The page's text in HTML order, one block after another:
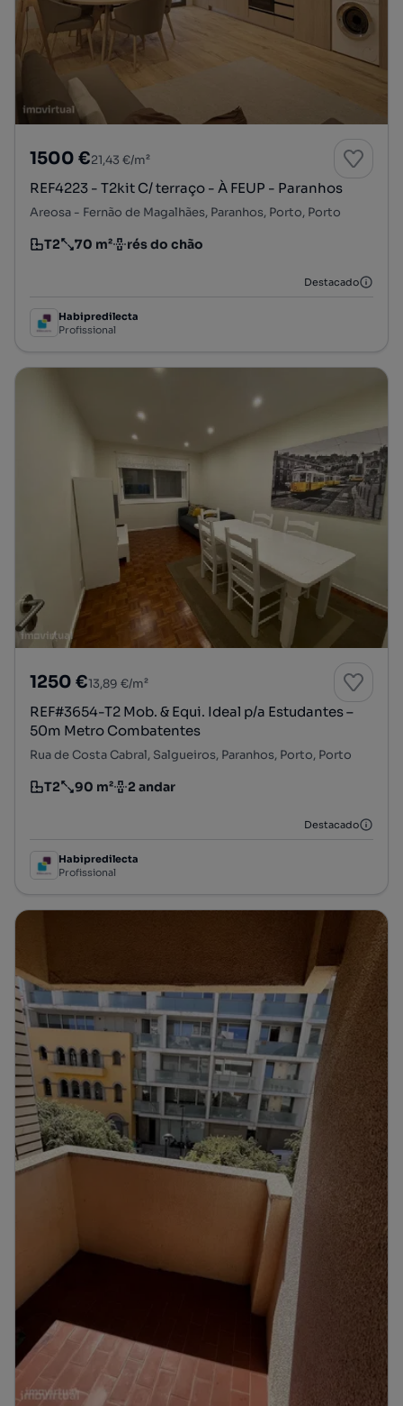
1500 €21,43 €/m²
REF4223 - T2kit C/ terraço - À FEUP - Paranhos
Areosa - Fernão de Magalhães, Paranhos, Porto, Porto
Tipologia
T2
Preço por metro quadrado
70 m²
Andar rés do chão
Destacado
Habipredilecta
Profissional
1250 €13,89 €/m²
REF#3654-T2 Mob. & Equi. Ideal p/a Estudantes –
50m Metro Combatentes
Rua de Costa Cabral, Salgueiros, Paranhos, Porto, Porto
Tipologia
T2
Preço por metro quadrado
90 m²
Andar 2 andar
Destacado
Habipredilecta
Profissional